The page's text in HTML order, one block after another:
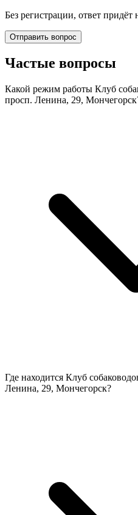
Без регистрации, ответ придёт
Отправить вопрос
Частые вопросы
Какой режим работы Клуб
просп. Ленина, 29,
Где находится Клуб
Ленина, 29, Мончегорск?